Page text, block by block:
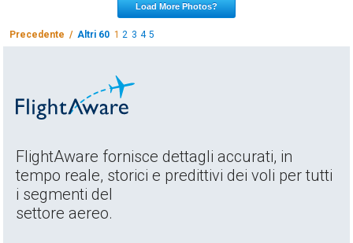
Load More Photos?
Precedente / Altri 60 1 2 3 4 5
FlightAware fornisce dettagli accurati, in
tempo reale, storici e predittivi dei voli per tutti
i segmenti del
settore aereo.